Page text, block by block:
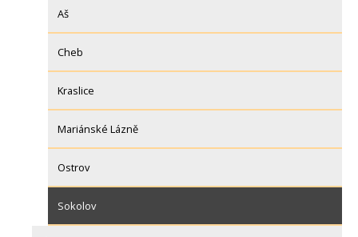
Aš
Cheb
Kraslice
Mariánské Lázně
Ostrov
Sokolov